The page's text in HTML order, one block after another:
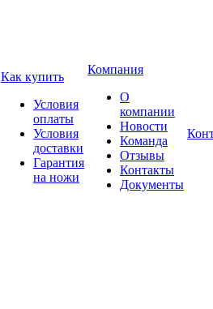
Как купить
Условия
оплаты
Условия
доставки
Гарантия
на ножи
Компания
О
компании
Новости
Команда
Отзывы
Контакты
Документы